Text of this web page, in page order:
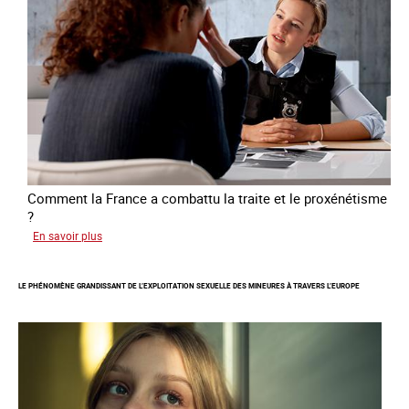
des
personnes
victimes
de
Comment la France a combattu la traite et le proxénétisme
?
En savoir plus
de
sur
l'exploitation
sexuelle
en
France
LE PHÉNOMÈNE GRANDISSANT DE L’EXPLOITATION SEXUELLE DES MINEURES À TRAVERS L’EUROPE